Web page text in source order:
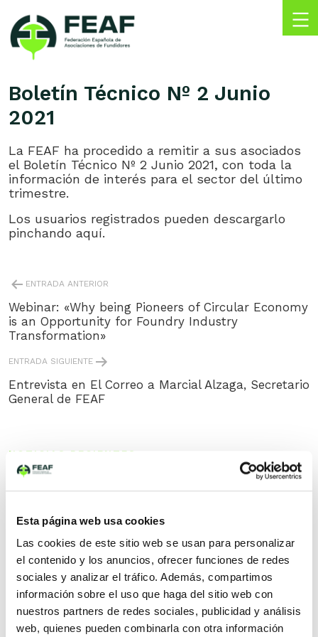
Esta página web usa cookies
Las cookies de este sitio web se usan para personalizar
el contenido y los anuncios, ofrecer funciones de redes
sociales y analizar el tráfico. Además, compartimos
información sobre el uso que haga del sitio web con
nuestros partners de redes sociales, publicidad y análisis
web, quienes pueden combinarla con otra información
content
Española
de
Asociaciones
de
Fundidores
Boletín Técnico Nº 2 Junio
2021
La FEAF ha procedido a remitir a sus asociados
el Boletín Técnico Nº 2 Junio 2021, con toda la
información de interés para el sector del último
trimestre.
Los usuarios registrados pueden descargarlo
pinchando aquí.
NAVEGACIÓN
DE
ENTRADAS
ENTRADA ANTERIOR
Webinar: «Why being Pioneers of Circular Economy
is an Opportunity for Foundry Industry
Transformation»
ENTRADA SIGUIENTE
Entrevista en El Correo a Marcial Alzaga, Secretario
General de FEAF
NOTICIAS RECIENTES
FEAF/AFV participa en una nueva reunión de
seguimiento del proyecto DESGAS+ en Sidenor
TEDFUN celebra su Asamblea General 2026 en
Laguardia con una amplia participación del sector
de la fundición a presión.
Entrevista a Ainhoa Ondarzabal en el marco de la
Asamblea General de FEAF: «Las fundiciones
europeas en un punto de inflexión»
Foro de Descarbonización de la Industria -